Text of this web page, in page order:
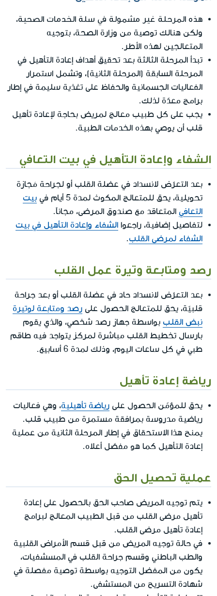
هذه المرحلة غير مشمولة في سلة الخدمات الصحية،
ولكن هنالك توصية من وزارة الصحة، بتوجيه
المتعالجين لهذه الأطر.
تبدأ المرحلة الثالثة بعد تحقيق أهداف إعادة التأهيل في
المرحلة السابقة (المرحلة الثانية)، وتشمل استمرار
الفعاليات الجسمانية والحفاظ على تغذية سليمة في إطار
برامج معدّة لذلك.
يجب على كل طبيب معالج لمريض بحاجة لإعادة تأهيل
قلب أن يوصي بهذه الخدمات الطبية.
الشفاء وإعادة التأهيل في بيت التعافي
بعد التعرّض لانسداد في عضلة القلب أو لجراحة مَجازة
تحويلية، يحق للمتعالج المكوث لمدة 5 أيام في
بيت
التعافي المتعاقد مع صندوق المرضى، مجاناً.
لتفاصيل إضافية، راجعوا الشفاء وإعادة التأهيل في بيت
الشفاء لمرضى القلب.
رصد ومتابعة وتيرة عمل القلب
بعد التعرّض لانسداد حاد في عضلة القلب أو بعد جراحة
قلبيّة، يحق للمتعالج الحصول على رصد ومتابعة لوتيرة
نبض القلب بواسطة جهاز رصد شخصي، والذي يقوم
بارسال تخطيط القلب مباشرة لمركز يتواجد فيه طاقم
طبي في كل ساعات اليوم، وذلك لمدة 6 أسابيع.
رياضة إعادة تأهيل
يحق للمؤمّن الحصول على رياضة تأهيلية، وهي فعاليات
رياضية مدروسة بمرافقة مستمرة من طبيب قلب.
يمنح هذا الاستحقاق في إطار المرحلة الثانية من عملية
إعادة التأهيل كما هو مفصّل أعلاه.
عملية تحصيل الحق
يتم توجيه المريض صاحب الحق بالحصول على إعادة
تأهيل مرضى القلب من قبل الطبيب المعالج لبرامج
إعادة تأهيل مرضى القلب.
في حالة توجيه المريض من قبل قسم الأمراض القلبية
والطب الباطني وقسم جراحة القلب في المسشفيات،
يكون من المفضل التوجيه بواسطة توصية مفصلة في
شهادة التسريح من المستشفى.